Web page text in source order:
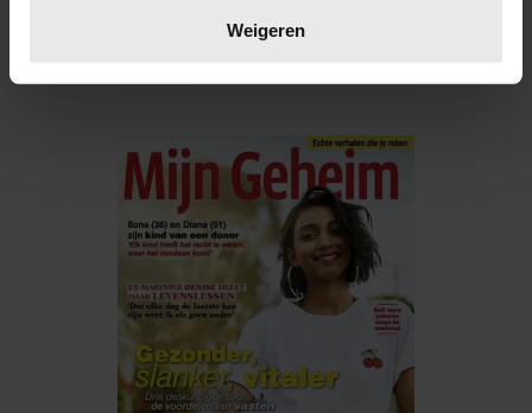
verwerkt en stel uw voorkeuren in het
intrekken in de Cookieverklaring.
We gebruiken cookies om content en advertenties te
personaliseren, om functies voor social media te bieden
en om ons websiteverkeer te analyseren. Ook delen we
informatie over uw gebruik van onze site met onze
partners voor social media, adverteren en analyse. Deze
partners kunnen deze gegevens combineren met andere
informatie die u aan ze heeft verstrekt of die ze hebben
verzameld op basis van uw gebruik van hun services. U
gaat akkoord met onze cookies als u onze website blijft
Weigeren